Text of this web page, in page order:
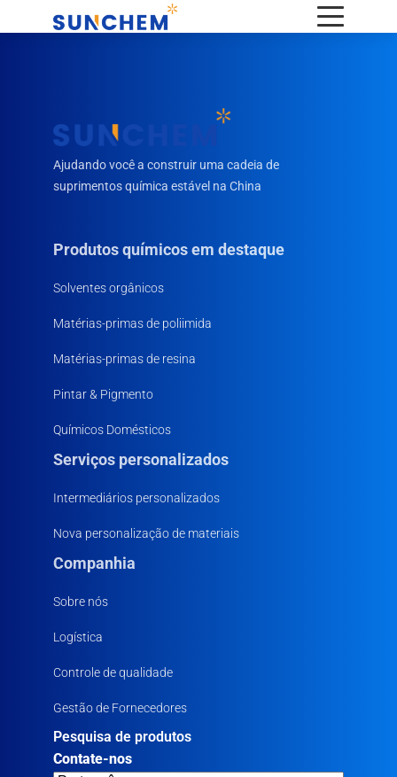
Ajudando você a construir uma cadeia de
suprimentos química estável na China
Produtos químicos em destaque
Solventes orgânicos
Matérias-primas de poliimida
Matérias-primas de resina
Pintar & Pigmento
Químicos Domésticos
Serviços personalizados
Intermediários personalizados
Nova personalização de materiais
Companhia
Sobre nós
Logística
Controle de qualidade
Gestão de Fornecedores
Pesquisa de produtos
Contate-nos